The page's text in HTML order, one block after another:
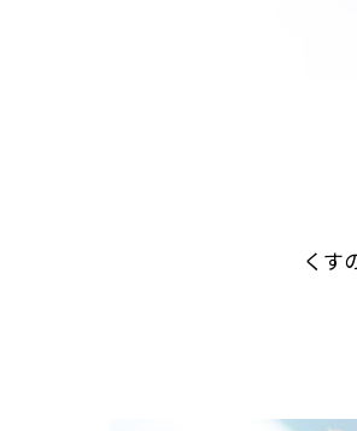
くす